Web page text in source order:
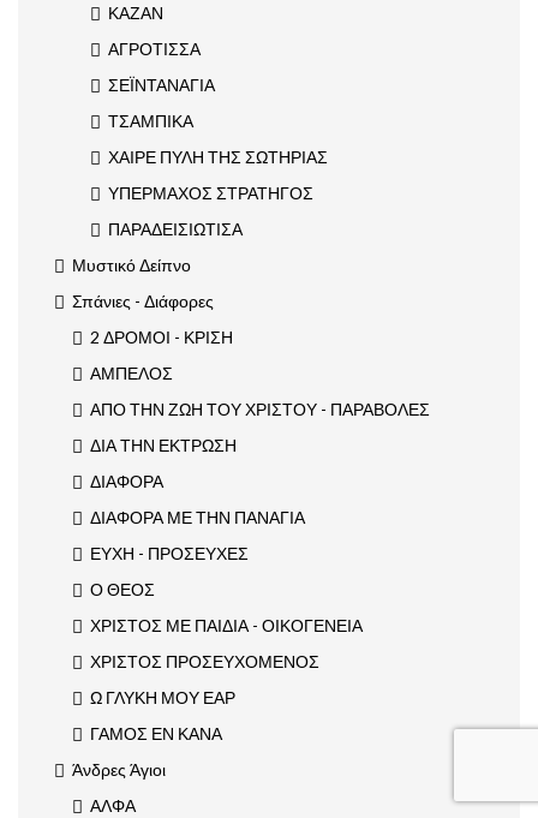
ΚΑΖΑΝ
ΑΓΡΟΤΙΣΣΑ
ΣΕΪΝΤΑΝΑΓΙΑ
ΤΣΑΜΠΙΚΑ
ΧΑΙΡΕ ΠΥΛΗ ΤΗΣ ΣΩΤΗΡΙΑΣ
ΥΠΕΡΜΑΧΟΣ ΣΤΡΑΤΗΓΟΣ
ΠΑΡΑΔΕΙΣΙΩΤΙΣΑ
Μυστικό Δείπνο
Σπάνιες - Διάφορες
2 ΔΡΟΜΟΙ - ΚΡΙΣΗ
ΑΜΠΕΛΟΣ
ΑΠΟ ΤΗΝ ΖΩΗ ΤΟΥ ΧΡΙΣΤΟΥ - ΠΑΡΑΒΟΛΕΣ
ΔΙΑ ΤΗΝ ΕΚΤΡΩΣΗ
ΔΙΑΦΟΡΑ
ΔΙΑΦΟΡΑ ΜΕ ΤΗΝ ΠΑΝΑΓΙΑ
ΕΥΧΗ - ΠΡΟΣΕΥΧΕΣ
Ο ΘΕΟΣ
ΧΡΙΣΤΟΣ ΜΕ ΠΑΙΔΙΑ - ΟΙΚΟΓΕΝΕΙΑ
ΧΡΙΣΤΟΣ ΠΡΟΣΕΥΧΟΜΕΝΟΣ
Ω ΓΛΥΚΗ ΜΟΥ ΕΑΡ
ΓΑΜΟΣ ΕΝ ΚΑΝΑ
Άνδρες Άγιοι
ΑΛΦΑ